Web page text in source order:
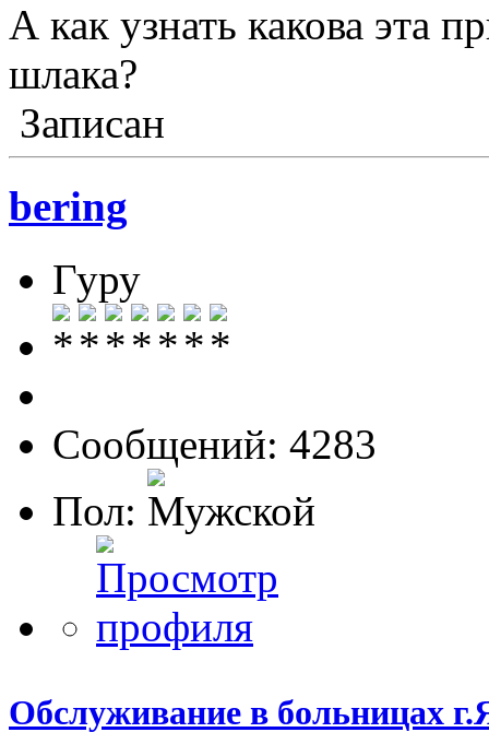
А как узнать какова эта
шлака?
Записан
bering
Гуру
Сообщений: 4283
Пол:
Обслуживание в больницах